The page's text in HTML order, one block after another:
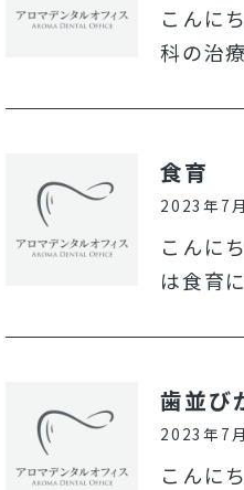
こんに
科の治
食育
2023年7
こんに
は食育
歯並び
2023年7
こんに